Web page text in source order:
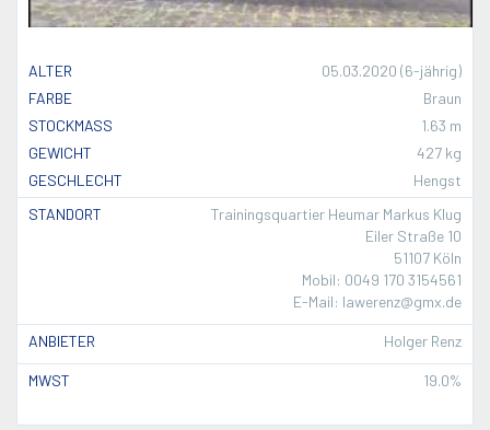
ALTER
05.03.2020 (6-jährig)
FARBE
Braun
STOCKMASS
1.63 m
GEWICHT
427 kg
GESCHLECHT
Hengst
STANDORT
Trainingsquartier Heumar Markus Klug
Eiler Straße 10
51107 Köln
Mobil: 0049 170 3154561
E-Mail: lawerenz@gmx.de
ANBIETER Holger Renz
MWST 19.0%